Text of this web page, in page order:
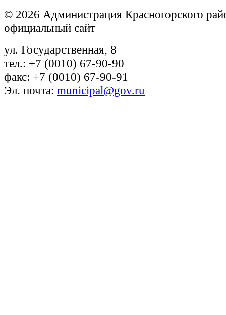
© 2026 Администрация Красногорского
официальный сайт
ул. Государственная, 8
тел.: +7 (0010) 67-90-90
факс: +7 (0010) 67-90-91
Эл. почта: municipal@gov.ru